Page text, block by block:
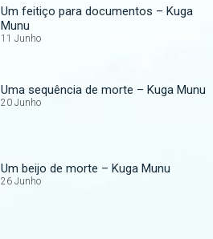
Um feitiço para documentos – Kuga
Munu
11 Junho
Uma sequência de morte – Kuga Munu
20 Junho
Um beijo de morte – Kuga Munu
26 Junho